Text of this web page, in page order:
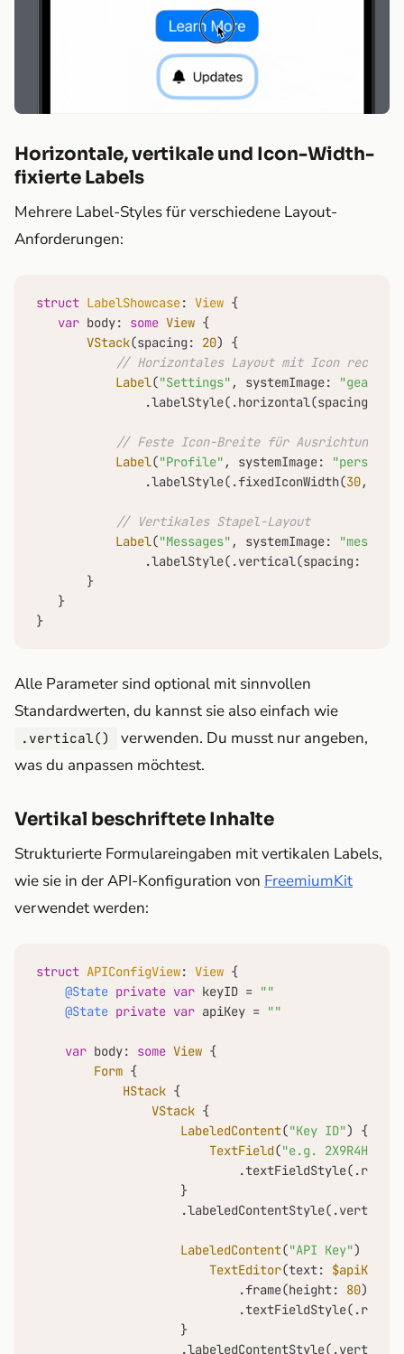
Horizontale, vertikale und Icon-Width-
fixierte Labels
Mehrere Label-Styles für verschiedene Layout-
Anforderungen:
struct LabelShowcase: View {
var body: some View {
VStack(spacing: 20) {
// Horizontales Layout mit Icon rechts
Label("Settings" , systemImage: "gear"
               .labelStyle(.horizontal(spacing:
// Feste Icon-Breite für Ausrichtung
Label("Profile" , systemImage: "person"
               .labelStyle(.fixedIconWidth(
30,
// Vertikales Stapel-Layout
Label("Messages" , systemImage:
               .labelStyle(.vertical(spacing:
       }
   }
}
Alle Parameter sind optional mit sinnvollen
Standardwerten, du kannst sie also einfach wie
.vertical()
verwenden. Du musst nur angeben,
was du anpassen möchtest.
Vertikal beschriftete Inhalte
Strukturierte Formulareingaben mit vertikalen Labels,
wie sie in der API-Konfiguration von FreemiumKit
verwendet werden:
struct APIConfigView: View {
@State private var keyID = ""
@State private var apiKey = ""
var body: some View {
Form {
HStack {
VStack {
LabeledContent("Key ID") {
TextField("e.g. 2X9R4HXF34"
                    }
LabeledContent("API Key") {
TextEditor(text: $apiKey
                            .frame(height:
80)
                    }